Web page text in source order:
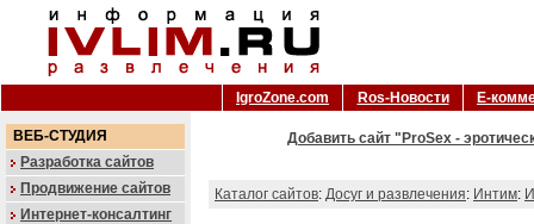
IgroZone.com Ros-Новости Е-
ВЕБ-СТУДИЯ
Разработка сайтов
Продвижение сайтов
Интернет-консалтинг
Добавить сайт "ProSex -
Каталог сайтов: Досуг и развлечения: Интим: